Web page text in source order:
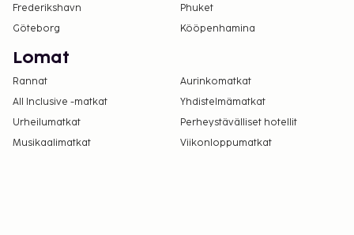
Frederikshavn
Phuket
Göteborg
Kööpenhamina
Lomat
Rannat
Aurinkomatkat
All Inclusive -matkat
Yhdistelmämatkat
Urheilumatkat
Perheystävälliset hotellit
Musikaalimatkat
Viikonloppumatkat